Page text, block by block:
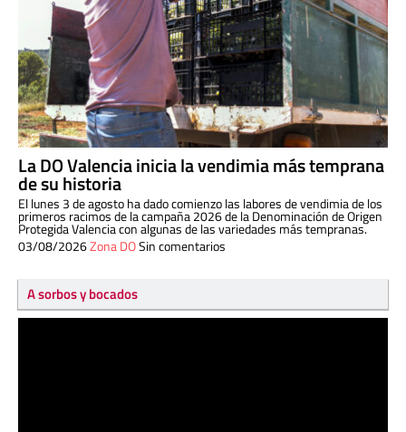
La DO Valencia inicia la vendimia más temprana
de su historia
El lunes 3 de agosto ha dado comienzo las labores de vendimia de los
primeros racimos de la campaña 2026 de la Denominación de Origen
Protegida Valencia con algunas de las variedades más tempranas.
03/08/2026Zona DOSin comentarios
A sorbos y bocados